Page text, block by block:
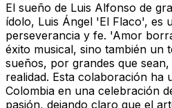
El sueño de Luis Alfonso de
ídolo, Luis Ángel 'El Flaco', es
perseverancia y fe. 'Amor
éxito musical, sino también un
sueños, por grandes que
realidad. Esta colaboración ha
Colombia en una celebración
pasión, dejando claro que el